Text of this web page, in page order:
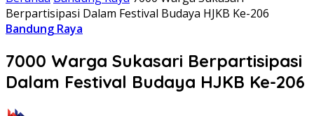
Berpartisipasi Dalam Festival Budaya HJKB Ke-206
Bandung Raya
7000 Warga Sukasari Berpartisipasi
Dalam Festival Budaya HJKB Ke-206